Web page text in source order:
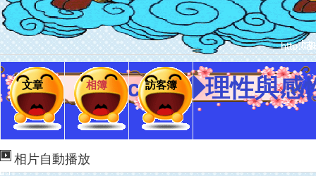
cy36◆理性與感
文章 相簿 訪客簿
相片自動播放